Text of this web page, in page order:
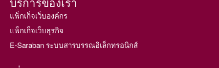
แพ็กเก็จเว็บองค์กร
แพ็กเก็จเว็บธุรกิจ
E-Saraban ระบบสารบรรณอิเล็กทรอนิกส์